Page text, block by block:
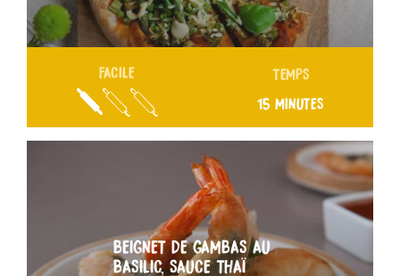
FACILE TEMPS
15 MINUTES
BEIGNET DE GAMBAS AU
BASILIC, SAUCE THAÏ